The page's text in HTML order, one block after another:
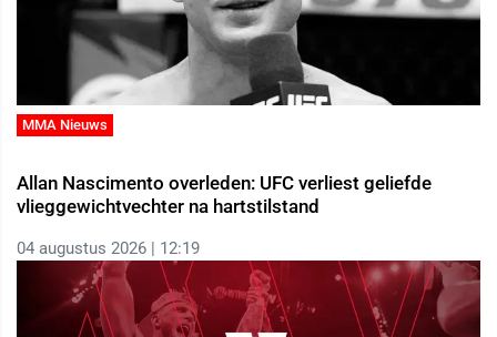
MMA Nieuws
Allan Nascimento overleden: UFC verliest geliefde
vlieggewichtvechter na hartstilstand
04 augustus 2026 | 12:19